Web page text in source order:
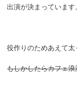
出演が決まっています
役作りのためあえて太
もしかしたらカフェ